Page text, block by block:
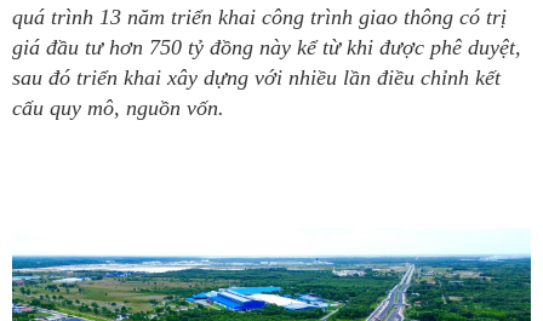
quá trình 13 năm triển khai công trình giao thông có trị
giá đầu tư hơn 750 tỷ đồng này kể từ khi được phê duyệt,
sau đó triển khai xây dựng với nhiều lần điều chỉnh kết
cấu quy mô, nguồn vốn.